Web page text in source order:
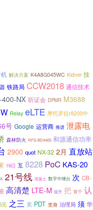
解决方案 K4A8G045WC Kidner 技
铁路局 CCW2018 通信技术
NX 听证会 DPMR M3688
Relay eLTE 摩托罗拉r8200中
号 Google 运营商 推进 泄露电
森林防火 RFS-BDA400 和源通信功率
2900 quot NX-32 2月 直放站
19日 互 8228 PoC KAS-20
21号线 混凝土 数字中继台 次 CB-
高清楚 LTE-M 提升 把 首个 认
元 之三 累 PDT 变身 治理局 须 华